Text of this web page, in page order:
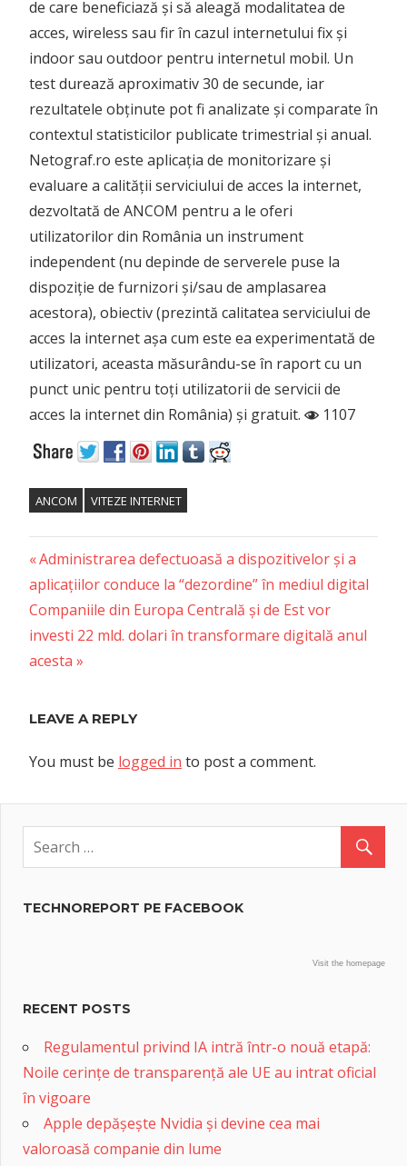
de care beneficiază și să aleagă modalitatea de
acces, wireless sau fir în cazul internetului fix și
indoor sau outdoor pentru internetul mobil. Un
test durează aproximativ 30 de secunde, iar
rezultatele obținute pot fi analizate și comparate în
contextul statisticilor publicate trimestrial și anual.
Netograf.ro este aplicația de monitorizare și
evaluare a calității serviciului de acces la internet,
dezvoltată de ANCOM pentru a le oferi
utilizatorilor din România un instrument
independent (nu depinde de serverele puse la
dispoziție de furnizori și/sau de amplasarea
acestora), obiectiv (prezintă calitatea serviciului de
acces la internet așa cum este ea experimentată de
utilizatori, aceasta măsurându-se în raport cu un
punct unic pentru toți utilizatorii de servicii de
acces la internet din România) și gratuit.
1107
ANCOM VITEZE INTERNET
Post
navigation
Previous
Post:
Administrarea defectuoasă a dispozitivelor și a
aplicațiilor conduce la “dezordine” în mediul digital
Next
Post:
Companiile din Europa Centrală și de Est vor
investi 22 mld. dolari în transformare digitală anul
acesta
LEAVE A REPLY
You must be logged in to post a comment.
TECHNOREPORT PE FACEBOOK
Visit the homepage
RECENT POSTS
Regulamentul privind IA intră într-o nouă etapă:
Noile cerințe de transparență ale UE au intrat oficial
în vigoare
Apple depășește Nvidia și devine cea mai
valoroasă companie din lume